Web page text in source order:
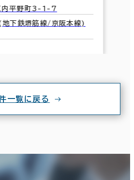
内平野町3-1-7
(地下鉄堺筋線/京阪本線)
一覧に戻る